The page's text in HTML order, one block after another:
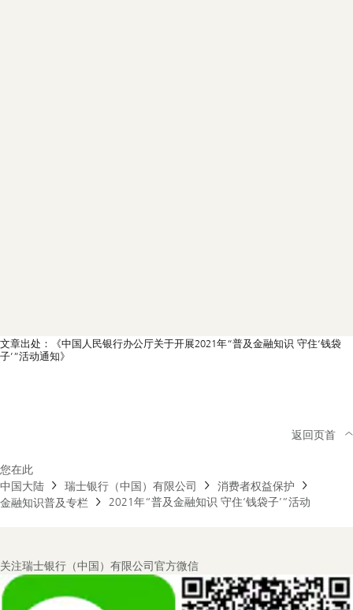
文章出处：《中国人民银行办公厅关于开展2021年“普及金融知识 守住‘钱袋
子’”活动通知》
您在此
中国大陆
瑞士银行（中国）有限公司
消费者权益保护
金融知识普及专栏
2021年“普及金融知识 守住‘钱袋子’”活动
返回页首
Footer
Navigation
关注瑞士银行（中国）有限公司官方微信